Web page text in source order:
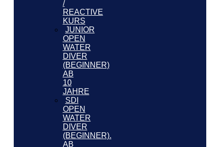
/
REACTIVE
KURS
JUNIOR
OPEN
WATER
DIVER
(BEGINNER)
AB
10
JAHRE
SDI
OPEN
WATER
DIVER
(BEGINNER).
AB